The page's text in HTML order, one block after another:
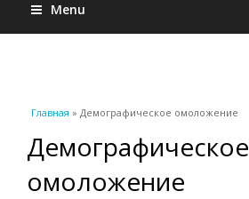
Menu
Вы здесь
Главная » Демографическое омоложение
Демографическое
омоложение